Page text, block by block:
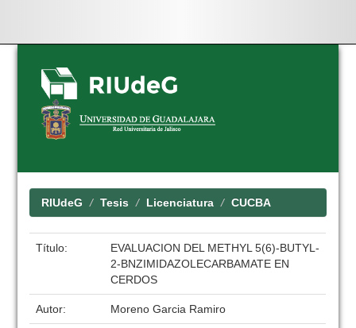
Skip
navigation
RIUdeG Tesis Licenciatura CUCBA
Título:
EVALUACION DEL METHYL 5(6)-BUTYL-
2-BNZIMIDAZOLECARBAMATE EN
CERDOS
Autor: Moreno Garcia Ramiro